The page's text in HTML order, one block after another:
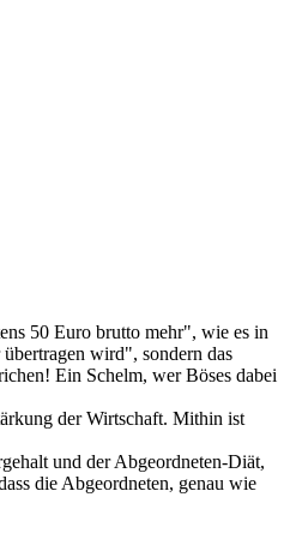
50 Euro brutto mehr", wie es in
wird", sondern das
Ein Schelm, wer Böses dabei
der Wirtschaft. Mithin ist
und der Abgeordneten-Diät,
die Abgeordneten, genau wie